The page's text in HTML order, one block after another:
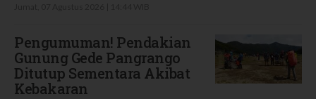
Pengumuman! Pendakian
Gunung Gede Pangrango
Ditutup Sementara Akibat
Kebakaran